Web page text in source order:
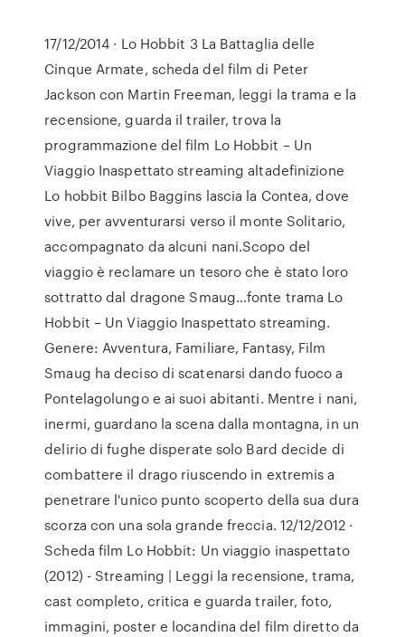
17/12/2014 · Lo Hobbit 3 La Battaglia delle
Cinque Armate, scheda del film di Peter
Jackson con Martin Freeman, leggi la trama e la
recensione, guarda il trailer, trova la
programmazione del film Lo Hobbit – Un
Viaggio Inaspettato streaming altadefinizione
Lo hobbit Bilbo Baggins lascia la Contea, dove
vive, per avventurarsi verso il monte Solitario,
accompagnato da alcuni nani.Scopo del
viaggio è reclamare un tesoro che è stato loro
sottratto dal dragone Smaug…fonte trama Lo
Hobbit – Un Viaggio Inaspettato streaming.
Genere: Avventura, Familiare, Fantasy, Film
Smaug ha deciso di scatenarsi dando fuoco a
Pontelagolungo e ai suoi abitanti. Mentre i nani,
inermi, guardano la scena dalla montagna, in un
delirio di fughe disperate solo Bard decide di
combattere il drago riuscendo in extremis a
penetrare l'unico punto scoperto della sua dura
scorza con una sola grande freccia. 12/12/2012 ·
Scheda film Lo Hobbit: Un viaggio inaspettato
(2012) - Streaming | Leggi la recensione, trama,
cast completo, critica e guarda trailer, foto,
immagini, poster e locandina del film diretto da